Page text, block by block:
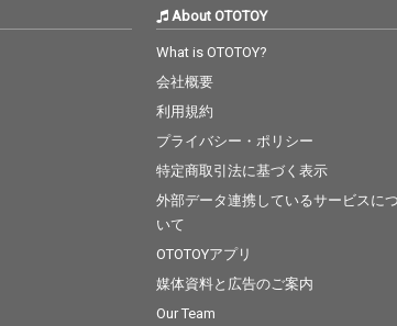
About OTOTOY
What is OTOTOY?
会社概要
利用規約
プライバシー・ポリシー
特定商取引法に基づく表示
外部データ連携しているサービスにつ
いて
OTOTOYアプリ
媒体資料と広告のご案内
Our Team